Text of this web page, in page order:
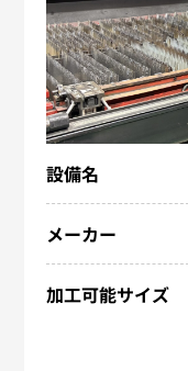
設備名
メーカー
加工可能サイズ